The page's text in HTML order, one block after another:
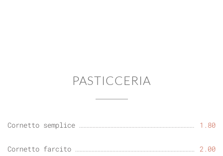
PASTICCERIA
Cornetto semplice 1.80
Cornetto farcito 2.00